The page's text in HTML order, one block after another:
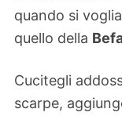
quando si
quello della
Cucitegli
scarpe,